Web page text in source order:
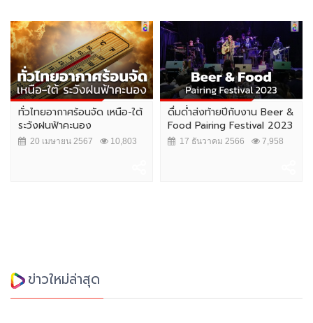
ทั่วไทยอากาศร้อนจัด เหนือ-ใต้
ระวังฝนฟ้าคะนอง
20 เมษายน 2567 10,803
ดื่มด่ำส่งท้ายปีกับงาน Beer &
Food Pairing Festival 2023
17 ธันวาคม 2566 7,958
ข่าวใหม่ล่าสุด